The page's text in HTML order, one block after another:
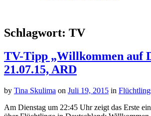
Schlagwort: TV
TV-Tipp „Willkommen auf
21.07.15, ARD
by Tina Skulima on Juli 19, 2015 in
Am Dienstag um 22:45 Uhr zeigt das Erste